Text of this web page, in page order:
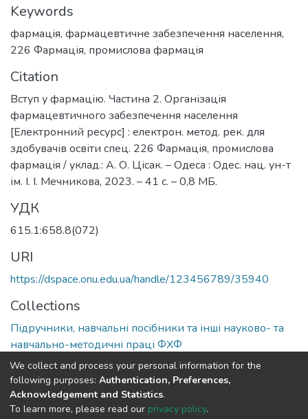
Keywords
фармація, фармацевтичне забезпечення населення,
226 Фармація, промислова фармація
Citation
Вступ у фармацію. Частина 2. Організація
фармацевтичного забезпечення населення
[Електронний ресурс] : електрон. метод. рек. для
здобувачів освіти спец. 226 Фармація, промислова
фармація / уклад.: А. О. Цісак. – Одеса : Одес. нац. ун-т
ім. І. І. Мечникова, 2023. – 41 с. – 0,8 МБ.
УДК
615.1:658.8(072)
URI
https://dspace.onu.edu.ua/handle/123456789/35940
Collections
Підручники, навчальні посібники та інші науково- та
навчально-методичні праці ФХФ
Full item page
We collect and process your personal information for the
following purposes: Authentication, Preferences,
Acknowledgement and Statistics.
To learn more, please read our privacy policy.